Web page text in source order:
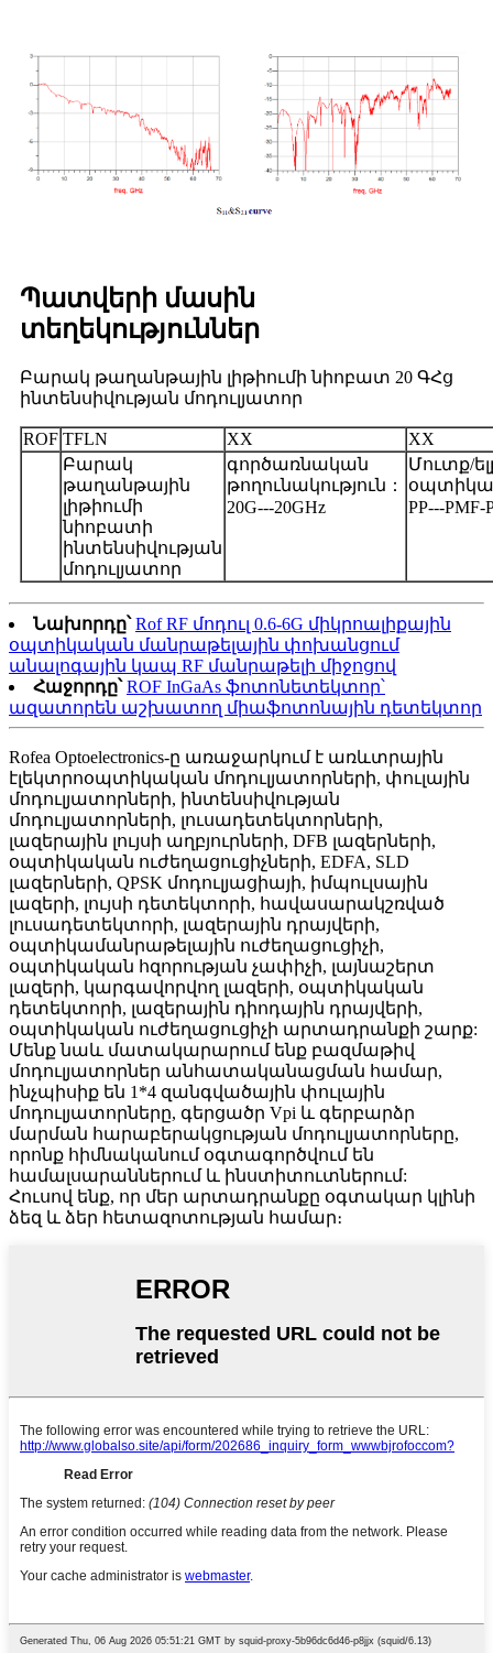
Պատվերի մասին
տեղեկություններ
Բարակ թաղանթային լիթիումի նիոբատ 20 ԳՀց
ինտենսիվության մոդուլյատոր
ROF TFLN XX
XX
Բարակ
թաղանթային
լիթիումի
նիոբատի
ինտենսիվության
մոդուլյատոր
գործառնական
թողունակություն ：
20G---20GHz
Մուտք/
PP---PMF-
Նախորդը՝ Rof RF մոդուլ 0.6-6G միկրոալիքային
օպտիկական մանրաթելային փոխանցում
անալոգային կապ RF մանրաթելի միջոցով
Հաջորդը՝ ROF InGaAs ֆոտոնետեկտոր՝
ազատորեն աշխատող միաֆոտոնային դետեկտոր
Rofea Optoelectronics-ը առաջարկում է առևտրային
էլեկտրոօպտիկական մոդուլյատորների, փուլային
մոդուլյատորների, ինտենսիվության
մոդուլյատորների, լուսադետեկտորների,
լազերային լույսի աղբյուրների, DFB լազերների,
օպտիկական ուժեղացուցիչների, EDFA, SLD
լազերների, QPSK մոդուլյացիայի, իմպուլսային
լազերի, լույսի դետեկտորի, հավասարակշռված
լուսադետեկտորի, լազերային դրայվերի,
օպտիկամանրաթելային ուժեղացուցիչի,
օպտիկական հզորության չափիչի, լայնաշերտ
լազերի, կարգավորվող լազերի, օպտիկական
դետեկտորի, լազերային դիոդային դրայվերի,
օպտիկական ուժեղացուցիչի արտադրանքի շարք:
Մենք նաև մատակարարում ենք բազմաթիվ
մոդուլյատորներ անհատականացման համար,
ինչպիսիք են 1*4 զանգվածային փուլային
մոդուլյատորները, գերցածր Vpi և գերբարձր
մարման հարաբերակցության մոդուլյատորները,
որոնք հիմնականում օգտագործվում են
համալսարաններում և ինստիտուտներում:
Հուսով ենք, որ մեր արտադրանքը օգտակար կլինի
ձեզ և ձեր հետազոտության համար։